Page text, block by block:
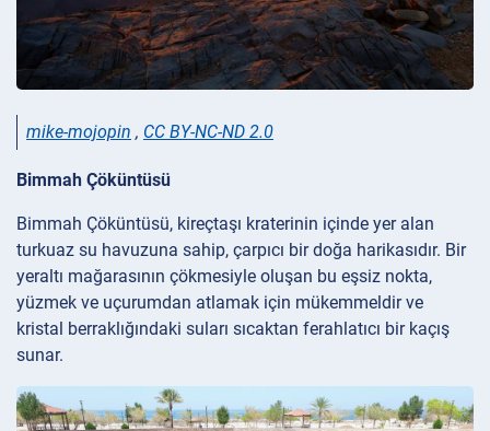
mike-mojopin , CC BY-NC-ND 2.0
Bimmah Çöküntüsü
Bimmah Çöküntüsü, kireçtaşı kraterinin içinde yer alan
turkuaz su havuzuna sahip, çarpıcı bir doğa harikasıdır. Bir
yeraltı mağarasının çökmesiyle oluşan bu eşsiz nokta,
yüzmek ve uçurumdan atlamak için mükemmeldir ve
kristal berraklığındaki suları sıcaktan ferahlatıcı bir kaçış
sunar.